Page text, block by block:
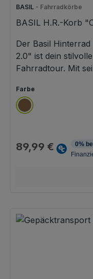
BASIL - Fahrradkörbe
BASIL H.R.-Korb
Der Basil
2.0" ist dein
Fahrradtour. Mit
Einkäufe oder
wetterbeständige
und Schutz. Dank
Adapterplatte
bei Bedarf
komfortable und
Farbe
braun
89,99 €